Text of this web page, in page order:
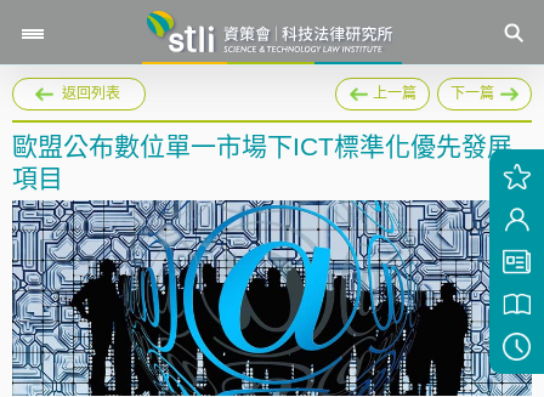
返回列表 上一篇 下一篇
歐盟公布數位單一市場下ICT標準化優先發展
項目